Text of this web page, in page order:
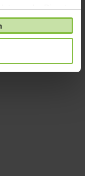
der Dienste